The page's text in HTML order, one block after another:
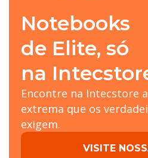
Notebooks
de Elite, só
na
Encontre na Intecstore
extrema que os
exigem.
VISITE